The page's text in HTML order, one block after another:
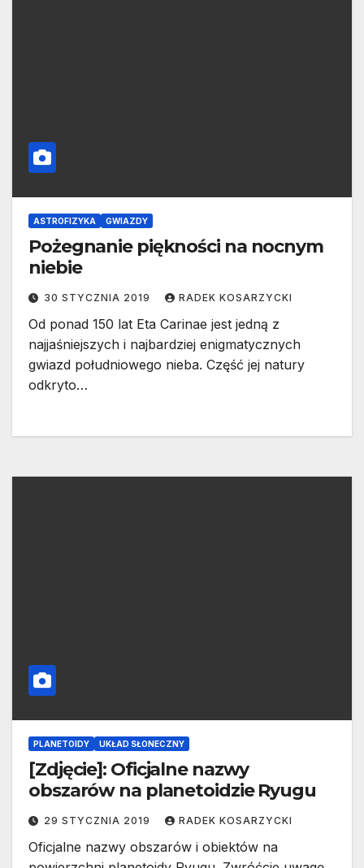
ASTROFIZYKA GWIAZDY
Pożegnanie piękności na nocnym
niebie
30 STYCZNIA 2019 RADEK KOSARZYCKI
Od ponad 150 lat Eta Carinae jest jedną z
najjaśniejszych i najbardziej enigmatycznych
gwiazd południowego nieba. Część jej natury
odkryto…
PLANETOIDY UKŁAD SŁONECZNY
[Zdjęcie]: Oficjalne nazwy
obszarów na planetoidzie Ryugu
29 STYCZNIA 2019 RADEK KOSARZYCKI
Oficjalne nazwy obszarów i obiektów na